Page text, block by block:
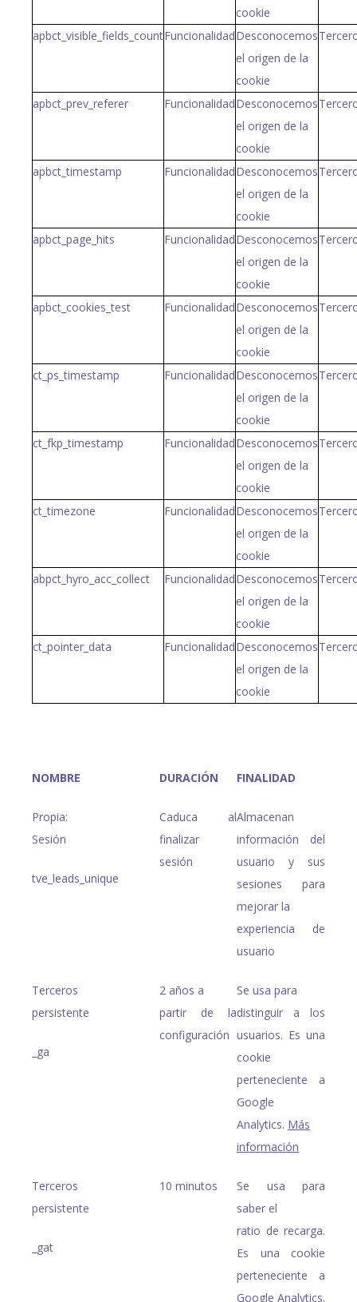
cookie
apbct_visible_fields_countFuncionalidadDesconocemos
el origen de la
cookie
apbct_prev_referer FuncionalidadDesconocemos
el origen de la
cookie
apbct_timestamp FuncionalidadDesconocemos
el origen de la
cookie
apbct_page_hits FuncionalidadDesconocemos
el origen de la
cookie
apbct_cookies_test FuncionalidadDesconocemos
el origen de la
cookie
ct_ps_timestamp FuncionalidadDesconocemos
el origen de la
cookie
ct_fkp_timestamp FuncionalidadDesconocemos
el origen de la
cookie
ct_timezone FuncionalidadDesconocemos
el origen de la
cookie
abpct_hyro_acc_collect FuncionalidadDesconocemos
el origen de la
cookie
ct_pointer_data FuncionalidadDesconocemos
el origen de la
cookie
NOMBRE DURACIÓN FINALIDAD
Propia:
Sesión
tve_leads_unique
Caduca al
finalizar
sesión
Almacenan
información del
usuario y sus
sesiones para
mejorar la
experiencia de
usuario
Terceros
persistente
_ga
2 años a
partir de la
configuración
Se usa para
distinguir a los
usuarios. Es una
cookie
perteneciente a
Google
Analytics. Más
información
Terceros
persistente
_gat
10 minutos
Se usa para
saber el
ratio de recarga.
Es una cookie
perteneciente a
Google Analytics.